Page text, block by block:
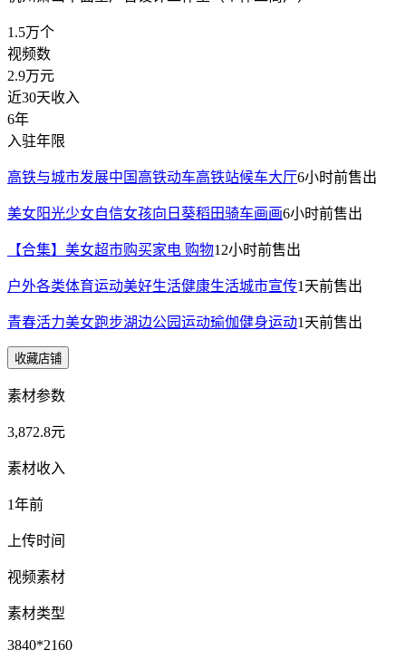
1.5万个
视频数
2.9万元
近30天收入
6年
入驻年限
高铁与城市发展中国高铁动车高铁站候车大厅6小时前售出
美女阳光少女自信女孩向日葵稻田骑车画画6小时前售出
【合集】美女超市购买家电 购物12小时前售出
户外各类体育运动美好生活健康生活城市宣传1天前售出
青春活力美女跑步湖边公园运动瑜伽健身运动1天前售出
收藏店铺
素材参数
3,872.8元
素材收入
1年前
上传时间
视频素材
素材类型
3840*2160